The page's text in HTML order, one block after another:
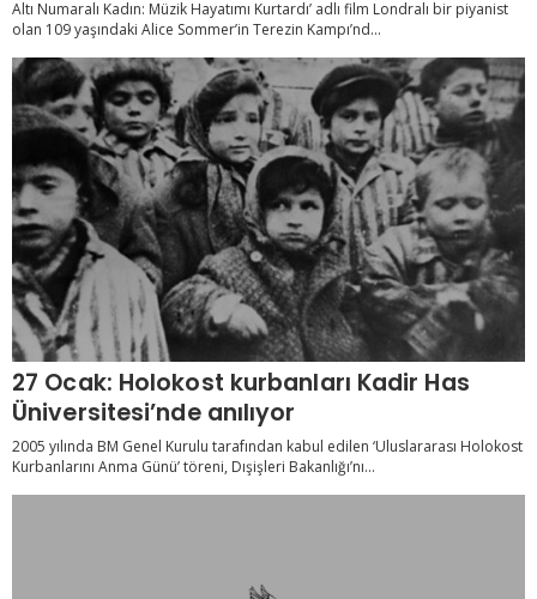
Altı Numaralı Kadın: Müzik Hayatımı Kurtardı’ adlı film Londralı bir piyanist
olan 109 yaşındaki Alice Sommer’in Terezin Kampı’nd...
27 Ocak: Holokost kurbanları Kadir Has
Üniversitesi’nde anılıyor
2005 yılında BM Genel Kurulu tarafından kabul edilen ‘Uluslararası Holokost
Kurbanlarını Anma Günü’ töreni, Dışişleri Bakanlığı’nı...